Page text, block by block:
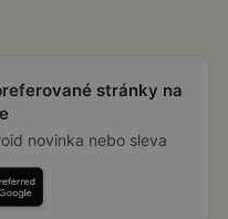
stránky na
novinka nebo sleva